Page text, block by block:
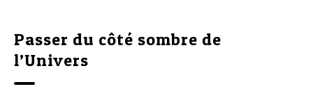
Passer du côté sombre de
l’Univers